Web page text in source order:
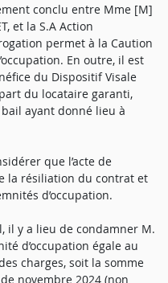
conclu entre Mme [M]
et la S.A Action
permet à la Caution
En outre, il est
du Dispositif Visale
du locataire garanti,
ayant donné lieu à
que l’acte de
la résiliation du contrat et
d’occupation.
il y a lieu de condamner M.
d’occupation égale au
charges, soit la somme
novembre 2024 (non